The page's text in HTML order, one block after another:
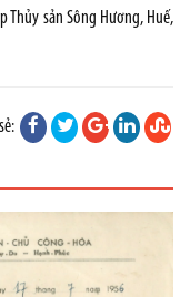
Thủy sản Sông Hương, Huế,